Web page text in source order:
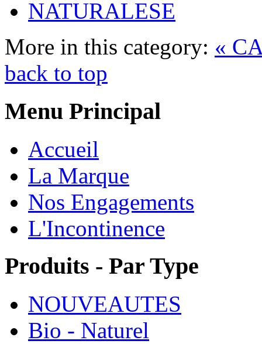
NATURALESE
More in this category: «
back to top
Menu Principal
Accueil
La Marque
Nos Engagements
L'Incontinence
Produits - Par Type
NOUVEAUTES
Bio - Naturel